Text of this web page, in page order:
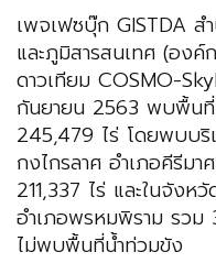
เพจเฟซบุ๊ก GISTDA ส
และภูมิสารสนเทศ (องค์
ดาวเทียม COSMO-
กันยายน 2563 พบพื้นที่
245,479 ไร่ โดยพบบริ
กงไกรลาศ อำเภอคีรีม
211,337 ไร่ และในจังห
อำเภอพรหมพิราม รวม
ไม่พบพื้นที่น้ำท่วมขัง